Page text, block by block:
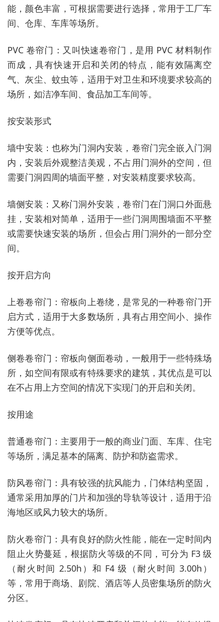
能，颜色丰富，可根据需要进行选择，常用于工厂车
间、仓库、车库等场所。
PVC 卷帘门：又叫快速卷帘门，是用 PVC 材料制作
而成，具有快速开启和关闭的特点，能有效隔离空
气、灰尘、蚊虫等，适用于对卫生和环境要求较高的
场所，如洁净车间、食品加工车间等。
按安装形式
墙中安装：也称为门洞内安装，卷帘门完全嵌入门洞
内，安装后外观整洁美观，不占用门洞外的空间，但
需要门洞四周的墙面平整，对安装精度要求较高。
墙侧安装：又称门洞外安装，卷帘门在门洞口外面悬
挂，安装相对简单，适用于一些门洞周围墙面不平整
或需要快速安装的场所，但会占用门洞外的一部分空
间。
按开启方向
上卷卷帘门：帘板向上卷绕，是常见的一种卷帘门开
启方式，适用于大多数场所，具有占用空间小、操作
方便等优点。
侧卷卷帘门：帘板向侧面卷动，一般用于一些特殊场
所，如空间有限或有特殊要求的建筑，其优点是可以
在不占用上方空间的情况下实现门的开启和关闭。
按用途
普通卷帘门：主要用于一般的商业门面、车库、住宅
等场所，满足基本的隔离、防护和防盗需求。
防风卷帘门：具有较强的抗风能力，门体结构坚固，
通常采用加厚的门片和加强的导轨等设计，适用于沿
海地区或风力较大的场所。
防火卷帘门：具有良好的防火性能，能在一定时间内
阻止火势蔓延，根据防火等级的不同，可分为 F3 级
（耐火时间 2.50h）和 F4 级（耐火时间 3.00h）
等，常用于商场、剧院、酒店等人员密集场所的防火
分区。